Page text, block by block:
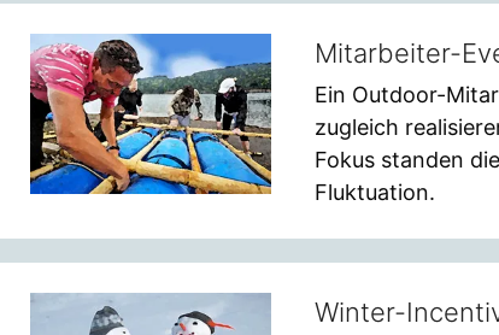
Mitarbeiter-
Ein Outdoor-
zugleich
Fokus standen
Fluktuation.
Winter-